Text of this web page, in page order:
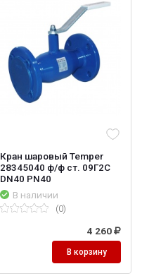
Кран шаровый Temper
28345040 ф/ф ст. 09Г2С
DN40 PN40
В наличии
(0)
4 260
В корзину